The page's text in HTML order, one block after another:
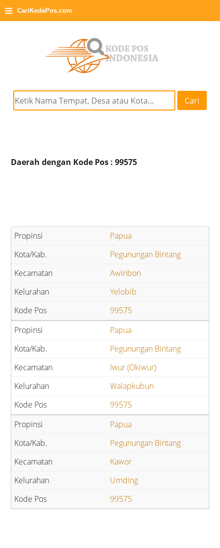
≡ CariKodePos.com
Cari
Daerah dengan Kode Pos : 99575
Papua
Pegunungan Bintang
Awinbon
Yelobib
99575
Papua
Pegunungan Bintang
Iwur (Okiwur)
Walapkubun
99575
Papua
Pegunungan Bintang
Kawor
Umding
99575